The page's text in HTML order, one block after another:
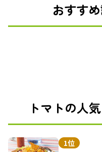
おすす
トマトの人
1位